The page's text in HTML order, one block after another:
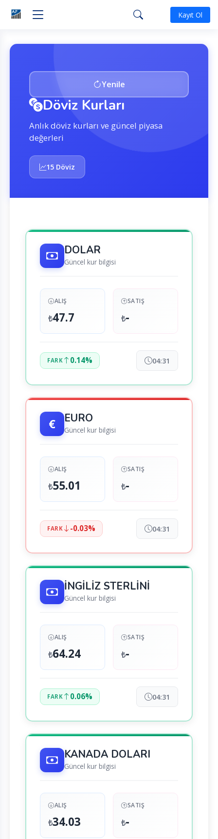
Kayıt Ol
Yenile
Döviz Kurları
Anlık döviz kurları ve güncel piyasa
değerleri
15 Döviz
DOLAR
Güncel kur bilgisi
ALIŞ
₺47.7
SATIŞ
₺-
FARK 0.14% 04:31
€ EURO
Güncel kur bilgisi
ALIŞ
₺55.01
SATIŞ
₺-
FARK -0.03% 04:31
İNGİLİZ STERLİNİ
Güncel kur bilgisi
ALIŞ
₺64.24
SATIŞ
₺-
FARK 0.06% 04:31
KANADA DOLARI
Güncel kur bilgisi
ALIŞ
₺34.03
SATIŞ
₺-